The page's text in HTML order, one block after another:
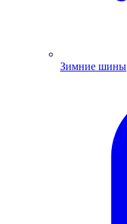
Зимние шины